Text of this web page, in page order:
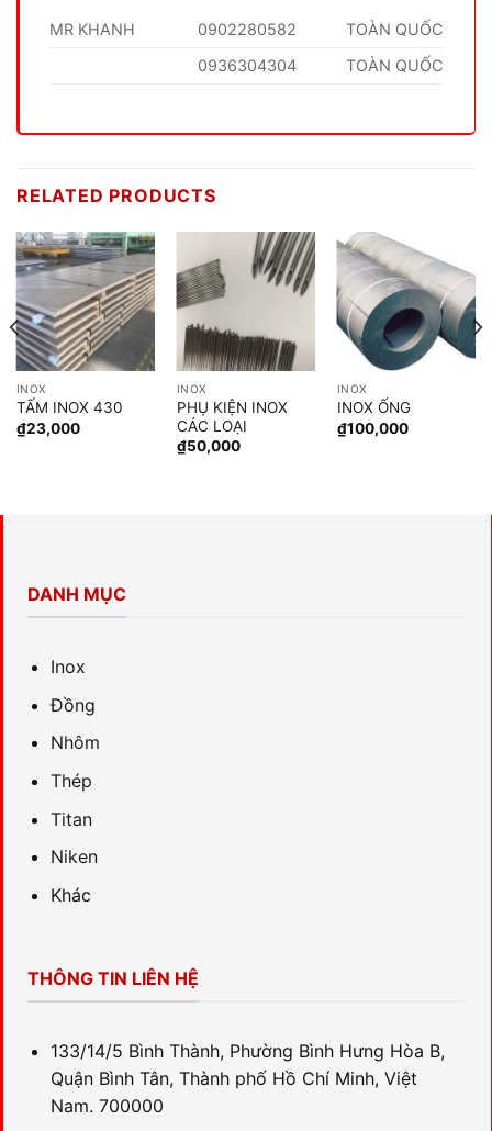
MR KHANH 0902280582
TOÀN QUỐC
0936304304
TOÀN QUỐC
RELATED PRODUCTS
INOX
TẤM INOX 430
₫23,000
INOX
PHỤ KIỆN INOX
CÁC LOẠI
₫50,000
INOX
INOX ỐNG
₫100,000
DANH MỤC
Inox
Đồng
Nhôm
Thép
Titan
Niken
Khác
THÔNG TIN LIÊN HỆ
133/14/5 Bình Thành, Phường Bình Hưng Hòa B,
Quận Bình Tân, Thành phố Hồ Chí Minh, Việt
Nam. 700000